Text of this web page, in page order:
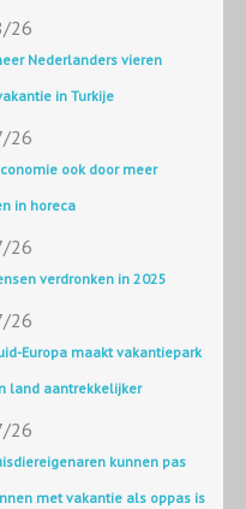
26
Nederlanders vieren
in Turkije
26
ook door meer
in horeca
26
verdronken in 2025
26
Europa maakt vakantiepark
land aantrekkelijker
26
kunnen pas
met vakantie als oppas is